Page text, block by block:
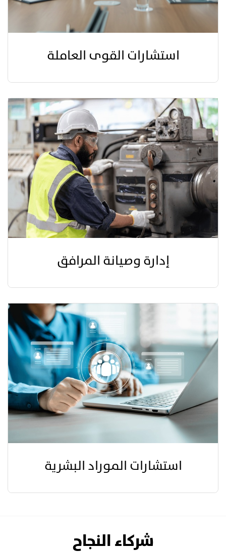
استشارات القوى العاملة
إدارة وصيانة المرافق
استشارات الموراد البشرية
شركاء النجاح